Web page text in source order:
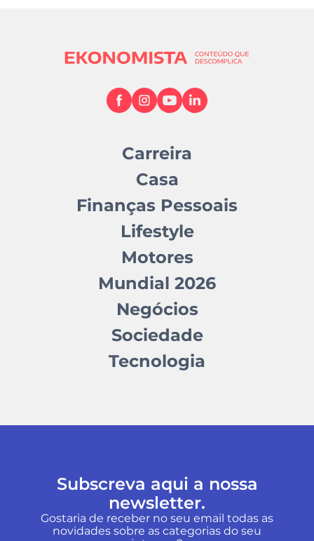
Carreira
Casa
Finanças Pessoais
Lifestyle
Motores
Mundial 2026
Negócios
Sociedade
Tecnologia
Subscreva aqui a nossa
newsletter.
Gostaria de receber no seu email todas as
novidades sobre as categorias do seu